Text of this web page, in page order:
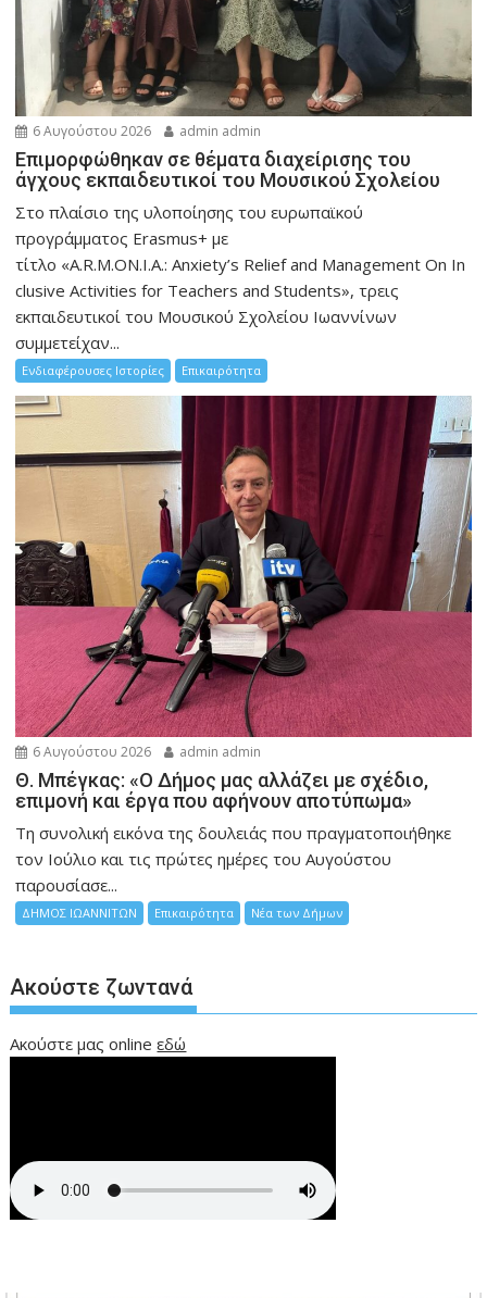
6 Αυγούστου 2026 admin admin
Eπιμορφώθηκαν σε θέματα διαχείρισης του
άγχους εκπαιδευτικοί του Μουσικού Σχολείου
Στο πλαίσιο της υλοποίησης του ευρωπαϊκού
προγράμματος Erasmus+ με
τίτλο «A.R.M.ON.I.A.: Anxiety’s Relief and Management On In
clusive Activities for Teachers and Students», τρεις
εκπαιδευτικοί του Μουσικού Σχολείου Ιωαννίνων
συμμετείχαν...
Ενδιαφέρουσες Ιστορίες Επικαιρότητα
6 Αυγούστου 2026 admin admin
Θ. Μπέγκας: «Ο Δήμος μας αλλάζει με σχέδιο,
επιμονή και έργα που αφήνουν αποτύπωμα»
Τη συνολική εικόνα της δουλειάς που πραγματοποιήθηκε
τον Ιούλιο και τις πρώτες ημέρες του Αυγούστου
παρουσίασε...
ΔΗΜΟΣ ΙΩΑΝΝΙΤΩΝ Επικαιρότητα Νέα των Δήμων
Ακούστε ζωντανά
Ακούστε μας onlineεδώ